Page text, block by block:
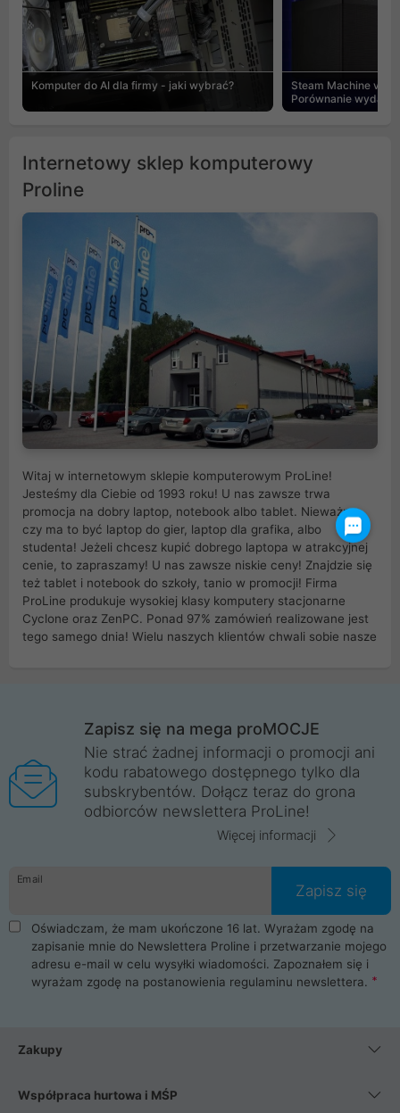
Komputer do AI dla firmy - jaki wybrać?
Steam Machine vs
Porównanie
Internetowy sklep komputerowy
Proline
Witaj w internetowym sklepie komputerowym ProLine!
Jesteśmy dla Ciebie od 1993 roku! U nas zawsze trwa
promocja na dobry laptop, notebook albo tablet. Nieważne
czy ma to być laptop do gier, laptop dla grafika, albo
studenta! Jeżeli chcesz kupić dobrego laptopa w atrakcyjnej
cenie, to zapraszamy! U nas zawsze niskie ceny! Znajdzie się
też tablet i notebook do szkoły, tanio w promocji! Firma
ProLine produkuje wysokiej klasy komputery stacjonarne
Cyclone oraz ZenPC. Ponad 97% zamówień realizowane jest
tego samego dnia! Wielu naszych klientów chwali sobie nasze
Wrocław, Poznań, Legnica, Katowice, Gliwice, Kalisz, Bytom,
Trzebnica, Opole. Szybka i profesjonalna obsługa!
ProLine to polska firma ze 100% polskim kapitałem. Działamy
legalnie i płacimy podatki w naszym kraju! Posiadamy siedzibę
główną w Mirkowie oraz salony na terenie kraju. Cała
komunikacja ze sklepem komputerowym ProLine jest
danych osobowych. Dlatego zakup notebooka albo laptopa w
ProLine to czysta przyjemność i pełne bezpieczeństwo.
Zaopatrzysz się u nas w akcesoria i części komputerowe
takie jak procesory, karty graficzne, płyty główne, pamięci,
dyski SSD, M.2 oraz HDD. Nasi pracownicy pomogą Ci wybrać
najlepszy zasilacz komputerowy oraz obudowę do komputera.
Poza komputerami mamy również najlepsze na rynku
Smartfony takich producentów jak Xiaomi, Apple, Samsung i
wentylatory. Na koniec mając już to wszystko, możesz
Zapisz się na mega proMOCJE
Nie strać żadnej informacji o promocji ani
kodu rabatowego dostępnego tylko dla
subskrybentów. Dołącz teraz do grona
odbiorców newslettera ProLine!
Więcej informacji
Email
Zapisz się
Oświadczam, że mam ukończone 16 lat. Wyrażam zgodę na
zapisanie mnie do Newslettera Proline i przetwarzanie mojego
adresu e-mail w celu wysyłki wiadomości. Zapoznałem się i
wyrażam zgodę na postanowienia regulaminu newslettera.
Zakupy
Współpraca hurtowa i MŚP